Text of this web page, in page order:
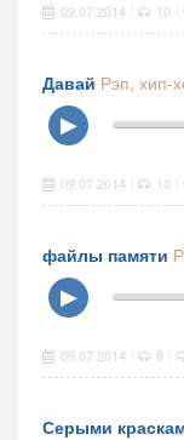
09.07.2014 10
Давай Рэп, хип-
▶
09.07.2014 10
файлы памяти
▶
09.07.2014 8
Серыми